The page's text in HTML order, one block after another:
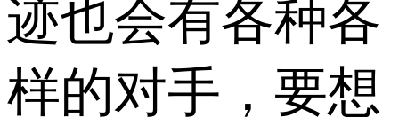
迹也会有各种各
样的对手，要想